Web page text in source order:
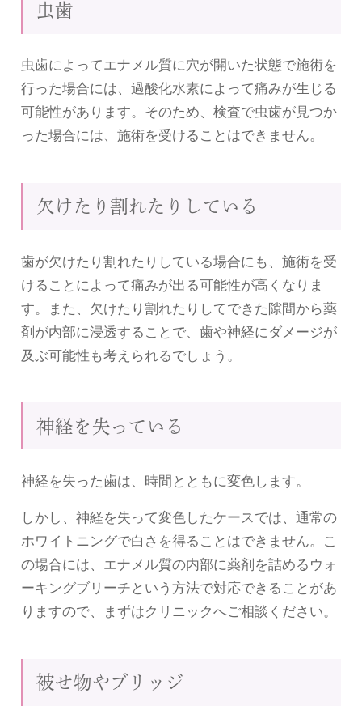
虫歯
虫歯によってエナメル質に穴が開いた状態で施術を
行った場合には、過酸化水素によって痛みが生じる
可能性があります。そのため、検査で虫歯が見つか
った場合には、施術を受けることはできません。
欠けたり割れたりしている
歯が欠けたり割れたりしている場合にも、施術を受
けることによって痛みが出る可能性が高くなりま
す。また、欠けたり割れたりしてできた隙間から薬
剤が内部に浸透することで、歯や神経にダメージが
及ぶ可能性も考えられるでしょう。
神経を失っている
神経を失った歯は、時間とともに変色します。
しかし、神経を失って変色したケースでは、通常の
ホワイトニングで白さを得ることはできません。こ
の場合には、エナメル質の内部に薬剤を詰めるウォ
ーキングブリーチという方法で対応できることがあ
りますので、まずはクリニックへご相談ください。
被せ物やブリッジ